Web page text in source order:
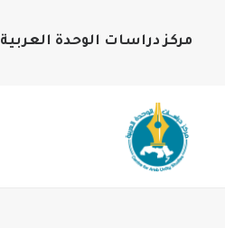
مركز دراسات الوحدة العربية